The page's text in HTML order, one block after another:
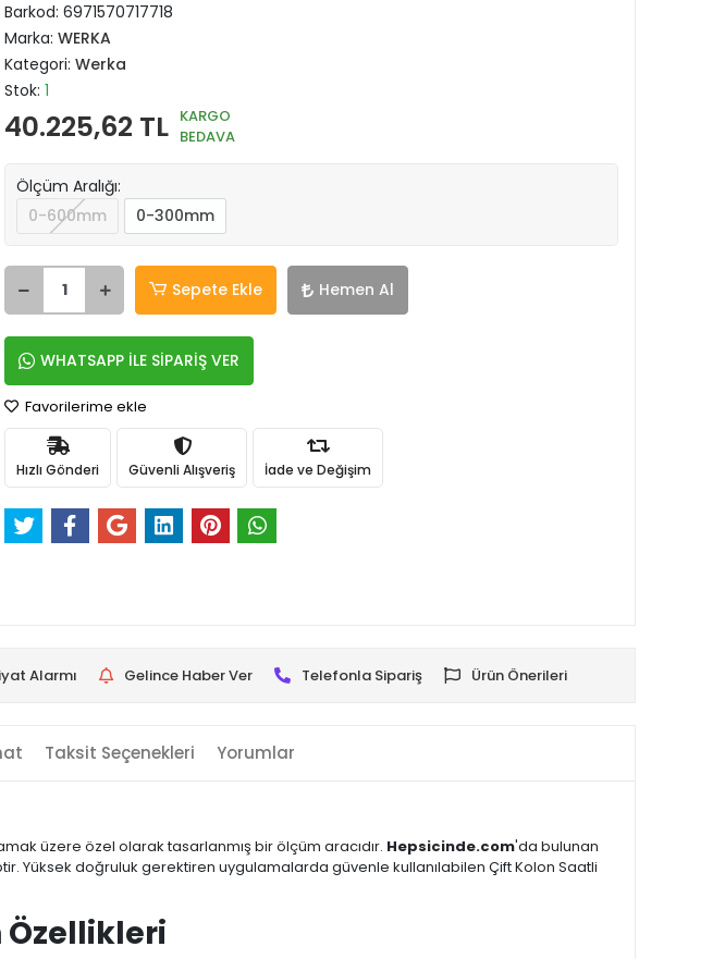
Barkod: 6971570717718
Marka: WERKA
Kategori: Werka
Stok: 1
40.225,62 TL KARGO
BEDAVA
Ölçüm Aralığı:
0-600mm
0-300mm
Sepete Ekle Hemen Al
WHATSAPP İLE SİPARİŞ VER
Favorilerime ekle
Hızlı Gönderi Güvenli Alışveriş İade ve Değişim
Alarmı Gelince Haber Ver Telefonla Sipariş Ürün Önerileri
Taksit Seçenekleri Yorumlar
üzere özel olarak tasarlanmış bir ölçüm aracıdır. Hepsicinde.com'da bulunan
Yüksek doğruluk gerektiren uygulamalarda güvenle kullanılabilen Çift Kolon Saatli
Özellikleri